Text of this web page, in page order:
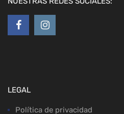
LEGAL
Política de privacidad